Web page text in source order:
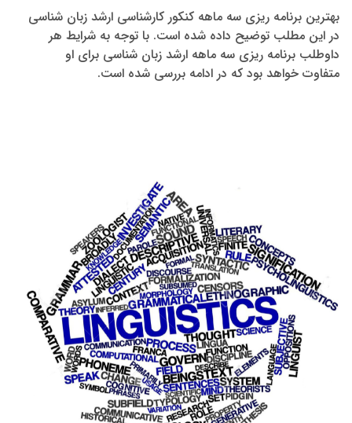
بهترین برنامه ریزی سه ماهه کنکور کارشناسی ارشد زبان شناسی
در این مطلب توضیح داده شده است. با توجه به شرایط هر
داوطلب برنامه ریزی سه ماهه ارشد زبان شناسی برای او
متفاوت خواهد بود که در ادامه بررسی شده است.